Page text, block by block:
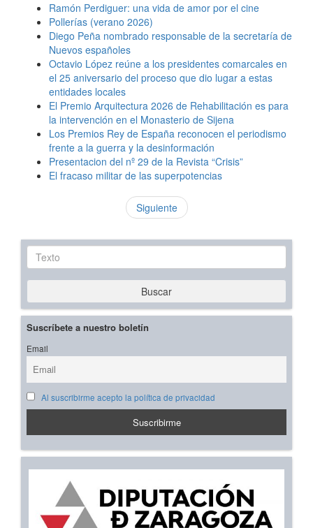
Ramón Perdiguer: una vida de amor por el cine
Pollerías (verano 2026)
Diego Peña nombrado responsable de la secretaría de
Nuevos españoles
Octavio López reúne a los presidentes comarcales en
el 25 aniversario del proceso que dio lugar a estas
entidades locales
El Premio Arquitectura 2026 de Rehabilitación es para
la intervención en el Monasterio de Sijena
Los Premios Rey de España reconocen el periodismo
frente a la guerra y la desinformación
Presentacion del nº 29 de la Revista “Crisis”
El fracaso militar de las superpotencias
Siguiente
Texto
Buscar
Suscríbete a nuestro boletín
Email
Al suscribirme acepto la política de privacidad